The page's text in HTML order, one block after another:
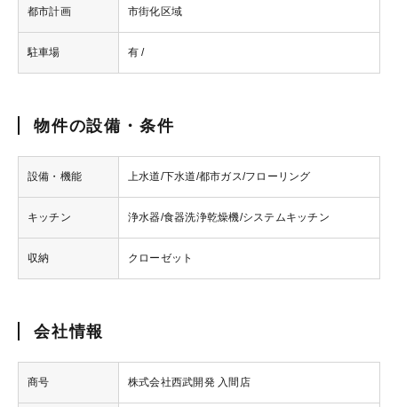
都市計画 市街化区域
駐車場 有 /
物件の設備・条件
設備・機能 上水道/下水道/都市ガス/フローリング
キッチン 浄水器/食器洗浄乾燥機/システムキッチン
収納 クローゼット
会社情報
商号 株式会社西武開発 入間店